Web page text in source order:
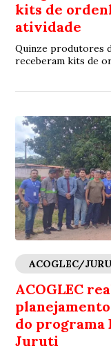
kits de
atividade
Quinze produtores
receberam kits de
ACOGLEC/
ACOGLEC
do programa
Juruti